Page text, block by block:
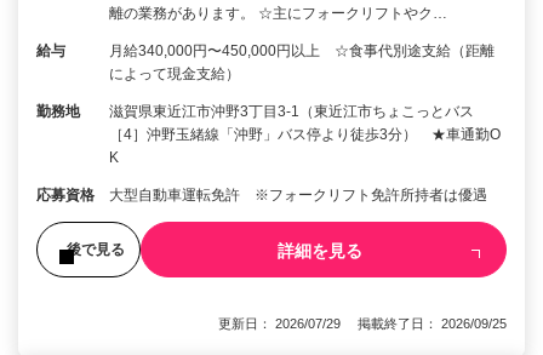
離の業務があります。 ☆主にフォークリフトやク…
給与
月給340,000円〜450,000円以上 ☆食事代別途支給（距離
によって現金支給）
勤務地
滋賀県東近江市沖野3丁目3-1（東近江市ちょこっとバス
［4］沖野玉緒線「沖野」バス停より徒歩3分） ★車通勤O
K
応募資格 大型自動車運転免許 ※フォークリフト免許所持者は優遇
後で見る 詳細を見る
更新日： 2026/07/29 掲載終了日： 2026/09/25